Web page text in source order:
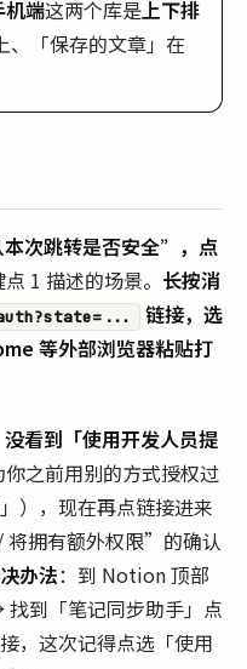
机端这两个库是上下排
「保存的文章」在
次跳转是否安全”，点
1 描述的场景。 长按消
链接，选
等外部浏览器粘贴打
看到「使用开发人员提
你之前用别的方式授权过
），现在再点链接进来
拥有额外权限”的确认
办法：到 Notion 顶部
到「笔记同步助手」点
，这次记得点选「使用